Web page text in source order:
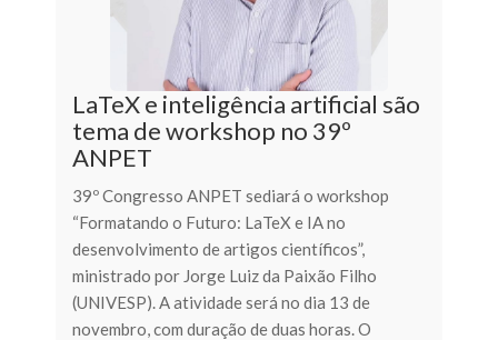
LaTeX e inteligência artificial são
tema de workshop no 39º
ANPET
39º Congresso ANPET sediará o workshop
“Formatando o Futuro: LaTeX e IA no
desenvolvimento de artigos científicos”,
ministrado por Jorge Luiz da Paixão Filho
(UNIVESP). A atividade será no dia 13 de
novembro, com duração de duas horas. O